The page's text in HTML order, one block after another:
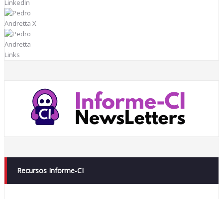
Recursos Informe-CI